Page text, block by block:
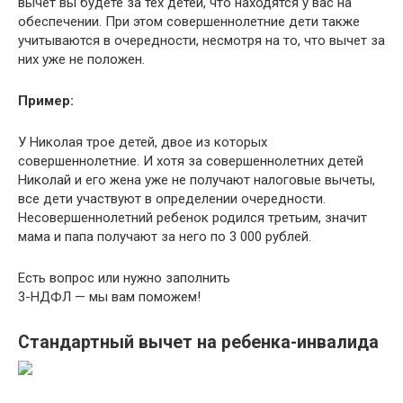
обеспечении. При этом совершеннолетние дети также
учитываются в очередности, несмотря на то, что вычет за
них уже не положен.
Пример:
У Николая трое детей, двое из которых
совершеннолетние. И хотя за совершеннолетних детей
Николай и его жена уже не получают налоговые вычеты,
все дети участвуют в определении очередности.
Несовершеннолетний ребенок родился третьим, значит
мама и папа получают за него по 3 000 рублей.
Есть вопрос или нужно заполнить
3-НДФЛ — мы вам поможем!
Стандартный вычет на ребенка-инвалида